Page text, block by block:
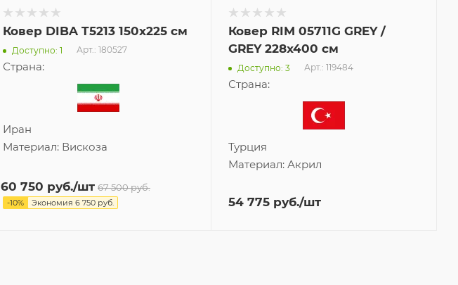
Ковер DIBA T5213 150x225 см
Доступно: 1 Арт.: 180527
Страна:
Иран
Материал: Вискоза
60 750 руб./шт 67 500руб.
-10% Экономия 6 750 руб.
Ковер RIM 05711G GREY /
GREY 228x400 см
Доступно: 3 Арт.: 119484
Страна:
Турция
Материал: Акрил
54 775 руб./шт